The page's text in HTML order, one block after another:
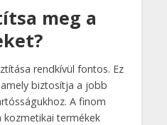
meg a
rendkívül fontos. Ez
biztosítja a jobb
A finom
kozmetikai termékek